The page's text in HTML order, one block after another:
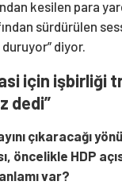
kesilen para
sürdürülen
diyor.
için işbirliği
dedi”
çıkaracağı
öncelikle HDP
var?